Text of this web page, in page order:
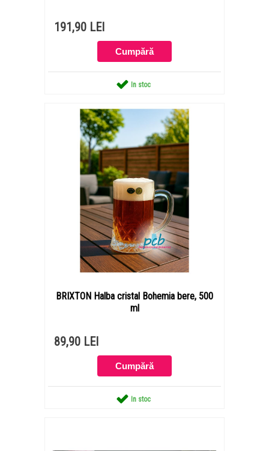
191,90 LEI
In stoc
BRIXTON Halba cristal Bohemia bere, 500
ml
89,90 LEI
In stoc